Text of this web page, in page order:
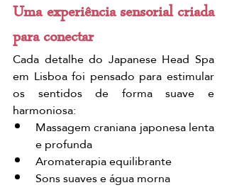
Uma experiência sensorial criada
para conectar
Cada detalhe do Japanese Head Spa
em Lisboa foi pensado para estimular
os sentidos de forma suave e
harmoniosa:
Massagem craniana japonesa lenta
e profunda
Aromaterapia equilibrante
Sons suaves e água morna